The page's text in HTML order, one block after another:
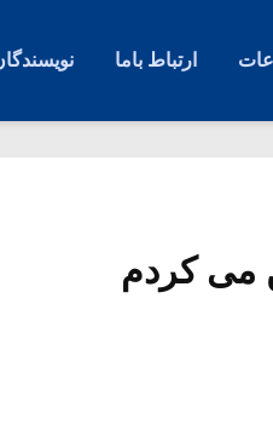
ارتباط باما
می کردم